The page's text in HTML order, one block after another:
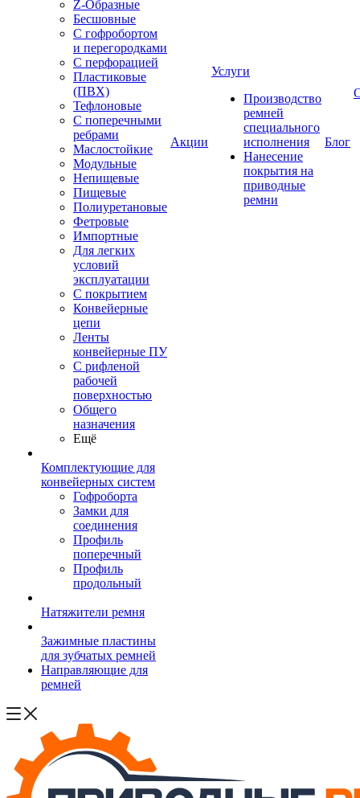
Z-Образные
Бесшовные
С гофробортом
и перегородками
С перфорацией
Пластиковые
(ПВХ)
Тефлоновые
С поперечными
ребрами
Маслостойкие
Модульные
Непищевые
Пищевые
Полиуретановые
Фетровые
Импортные
Для легких
условий
эксплуатации
С покрытием
Конвейерные
цепи
Ленты
конвейерные ПУ
С рифленой
рабочей
поверхностью
Общего
назначения
Ещё
Комплектующие для
конвейерных систем
Гофроборта
Замки для
соединения
Профиль
поперечный
Профиль
продольный
Натяжители ремня
Зажимные пластины
для зубчатых ремней
Направляющие для
ремней
Акции
Услуги
Производство
ремней
специального
исполнения
Нанесение
покрытия на
приводные
ремни
Блог